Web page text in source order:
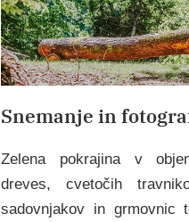
Snemanje in
Zelena pokrajina v
dreves, cvetočih
sadovnjakov in grmovnic